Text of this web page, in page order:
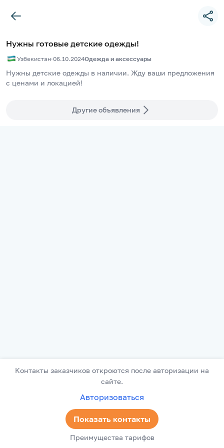
Нужны готовые детские одежды!
Узбекистан·06.10.2024Одежда и аксессуары
Нужны детские одежды в наличии. Жду ваши предложения
с ценами и локацией!
Другие объявления
Контакты заказчиков откроются после авторизации на
сайте.
Авторизоваться
Показать контакты
Преимущества тарифов